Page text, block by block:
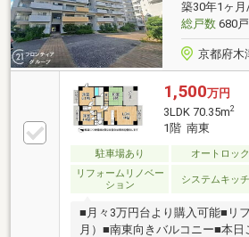
築30年1ヶ
総戸数680戸
京都府木
1,500万円
3LDK 70.35m2
1階 南東
駐車場あり オートロック
リフォームリノベー
ション
システムキッ
■月々3万円台より購入可能■リ
月）■南東向きバルコニー■本日